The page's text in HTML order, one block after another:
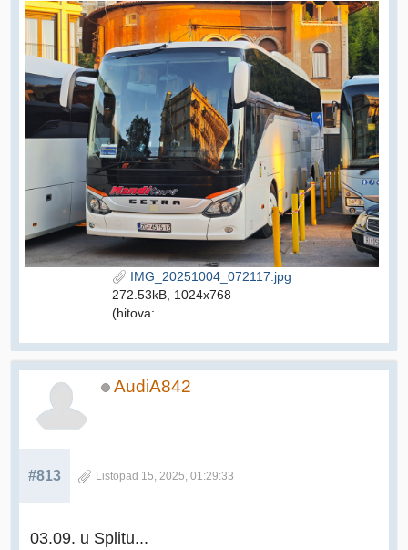
IMG_20251004_072117.jpg
272.53kB, 1024x768
(hitova:
AudiA842
#813 Listopad 15, 2025, 01:29:33
03.09. u Splitu...